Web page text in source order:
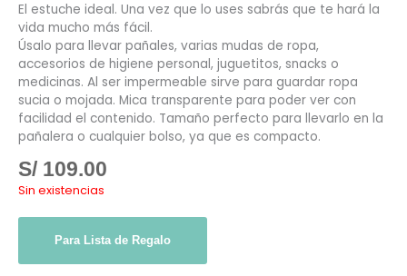
El estuche ideal. Una vez que lo uses sabrás que te hará la
vida mucho más fácil.
Úsalo para llevar pañales, varias mudas de ropa,
accesorios de higiene personal, juguetitos, snacks o
medicinas. Al ser impermeable sirve para guardar ropa
sucia o mojada. Mica transparente para poder ver con
facilidad el contenido. Tamaño perfecto para llevarlo en la
pañalera o cualquier bolso, ya que es compacto.
S/109.00
Sin existencias
Para Lista de Regalo